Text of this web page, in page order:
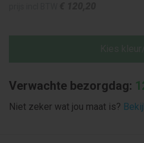
Verwachte bezorgdag:
Niet zeker wat jou maat is?